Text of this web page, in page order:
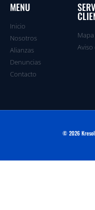
MENU
Inicio
Nosotros
Alianzas
Denuncias
Contacto
Aviso
© 2026 Kresol.